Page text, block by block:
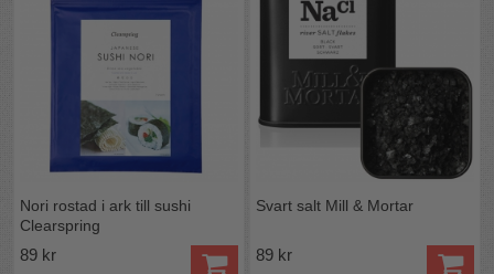
Nori rostad i ark till sushi
Clearspring
89 kr
Svart salt Mill & Mortar
89 kr